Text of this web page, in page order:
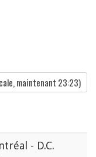
maintenant 23:23)
- D.C.